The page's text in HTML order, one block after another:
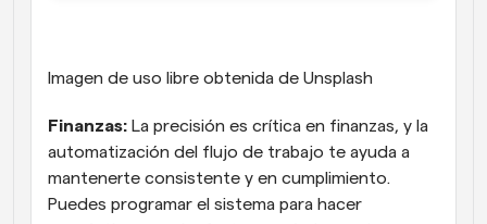
Imagen de uso libre obtenida de Unsplash
Finanzas: La precisión es crítica en finanzas, y la
automatización del flujo de trabajo te ayuda a
mantenerte consistente y en cumplimiento.
Puedes programar el sistema para hacer